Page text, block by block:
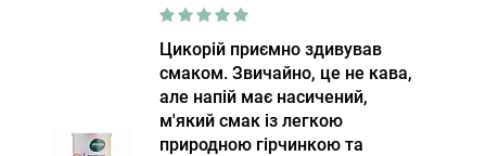
Цикорій приємно здивував
смаком. Звичайно, це не кава,
але напій має насичений,
м'який смак із легкою
природною гірчинкою та